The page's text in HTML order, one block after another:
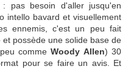
pas besoin d'aller jusqu'en
intello bavard et visuellement
ennemis, c'est un peu fait
possède une solide base de
commeWoody Allen) 30
pour se faire un avis. Et